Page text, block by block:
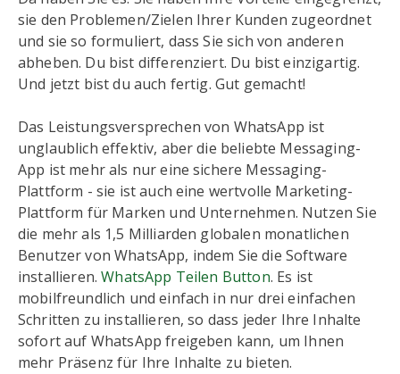
sie den Problemen/Zielen Ihrer Kunden zugeordnet
und sie so formuliert, dass Sie sich von anderen
abheben. Du bist differenziert. Du bist einzigartig.
Und jetzt bist du auch fertig. Gut gemacht!
Das Leistungsversprechen von WhatsApp ist
unglaublich effektiv, aber die beliebte Messaging-
App ist mehr als nur eine sichere Messaging-
Plattform - sie ist auch eine wertvolle Marketing-
Plattform für Marken und Unternehmen. Nutzen Sie
die mehr als 1,5 Milliarden globalen monatlichen
Benutzer von WhatsApp, indem Sie die Software
installieren.WhatsApp Teilen Button. Es ist
mobilfreundlich und einfach in nur drei einfachen
Schritten zu installieren, so dass jeder Ihre Inhalte
sofort auf WhatsApp freigeben kann, um Ihnen
mehr Präsenz für Ihre Inhalte zu bieten.